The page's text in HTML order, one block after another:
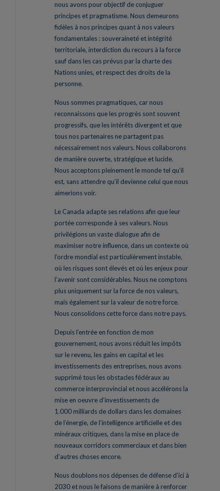
nous avons pour objectif de conjuguer
principes et pragmatisme. Nous demeurons
fidèles à nos principes quant à nos valeurs
fondamentales : souveraineté et intégrité
territoriale, interdiction du recours à la force
sauf dans les cas prévus par la charte des
Nations unies, et respect des droits de la
personne.
Nous sommes pragmatiques, car nous
reconnaissons que les progrès sont souvent
progressifs, que les intérêts divergent et que
tous nos partenaires ne partagent pas
nécessairement nos valeurs. Nous collaborons
de manière ouverte, stratégique et lucide.
Nous acceptons pleinement le monde tel qu’il
est, sans attendre qu’il devienne celui que nous
aimerions voir.
Le Canada adapte ses relations afin que leur
portée corresponde à ses valeurs. Nous
privilégions un vaste dialogue afin de
maximiser notre influence, dans un contexte où
l’ordre mondial est particulièrement instable,
où les risques sont élevés et où les enjeux pour
l’avenir sont considérables. Nous ne comptons
plus uniquement sur la force de nos valeurs,
mais également sur la valeur de notre force.
Nous consolidons cette force dans notre pays.
Depuis l’entrée en fonction de mon
gouvernement, nous avons réduit les impôts
sur le revenu, les gains en capital et les
investissements des entreprises, nous avons
supprimé tous les obstacles fédéraux au
commerce interprovincial et nous accélérons la
mise en oeuvre d’investissements de
1.000 milliards de dollars dans les domaines
de l’énergie, de l’intelligence artificielle et des
minéraux critiques, dans la mise en place de
nouveaux corridors commerciaux et dans bien
d’autres choses encore.
Nous doublons nos dépenses de défense d’ici à
2030 et nous le faisons de manière à renforcer